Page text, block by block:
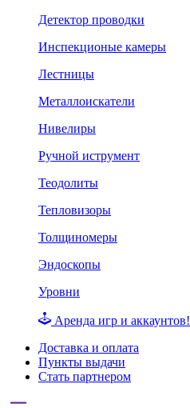
Детектор проводки
Инспекционые камеры
Лестницы
Металлоискатели
Нивелиры
Ручной иструмент
Теодолиты
Тепловизоры
Толщиномеры
Эндоскопы
Уровни
Аренда игр и аккаунтов!
Доставка и оплата
Пункты выдачи
Стать партнером